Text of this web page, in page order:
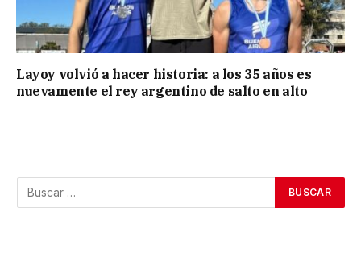
Layoy volvió a hacer historia: a los 35 años es
nuevamente el rey argentino de salto en alto